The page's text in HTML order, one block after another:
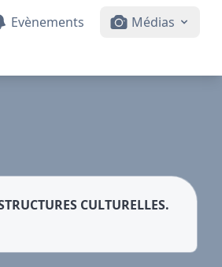
Evènements
Médias
CULTURELLES.